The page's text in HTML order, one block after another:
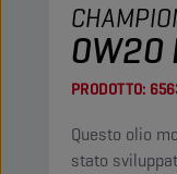
0W20
PRODOTTO:
Questo olio
stato